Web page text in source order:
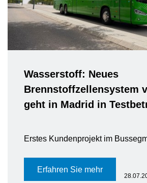
Wasserstoff: Neues
Brennstoffzellensystem
geht in Madrid in
Erstes Kundenprojekt im
Erfahren Sie mehr